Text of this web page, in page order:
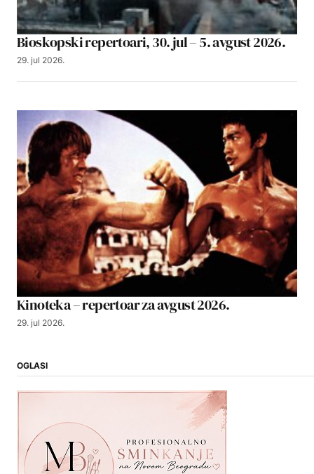
Bioskopski repertoari, 30. jul – 5. avgust 2026.
29. jul 2026.
Kinoteka – repertoar za avgust 2026.
29. jul 2026.
OGLASI